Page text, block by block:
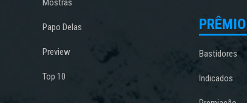
Mostras
Papo Delas
Preview
Top 10
Bastidores
Indicados